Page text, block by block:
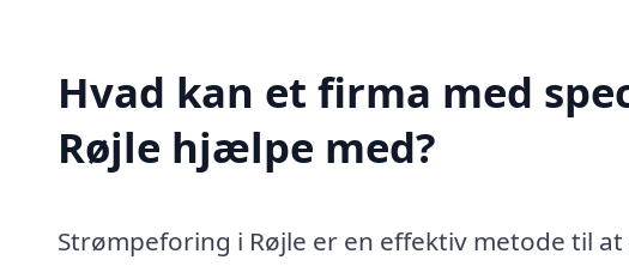
Hvad kan et firma med
Røjle hjælpe med?
Strømpeforing i Røjle er en effektiv metode til